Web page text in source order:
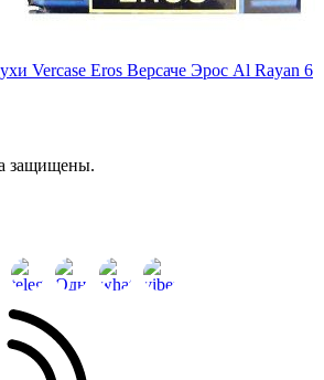
Vercase Eros Версаче Эрос Al Rayan 6
защищены.